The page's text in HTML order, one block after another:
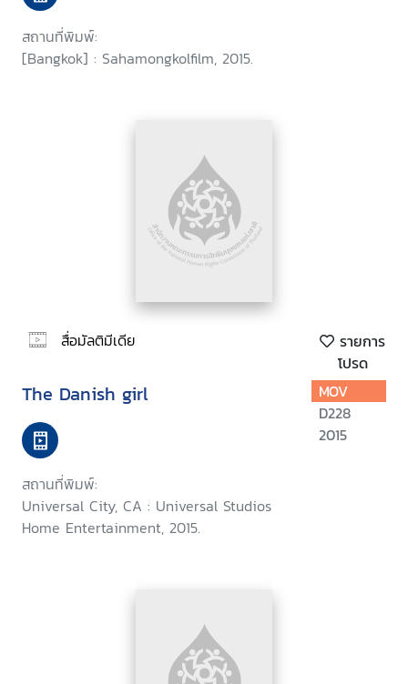
สถานที่พิมพ์:
[Bangkok] : Sahamongkolfilm, 2015.
สื่อมัลติมีเดีย
รายการ
โปรด
The Danish girl
สถานที่พิมพ์:
Universal City, CA : Universal Studios
Home Entertainment, 2015.
MOV
D228
2015